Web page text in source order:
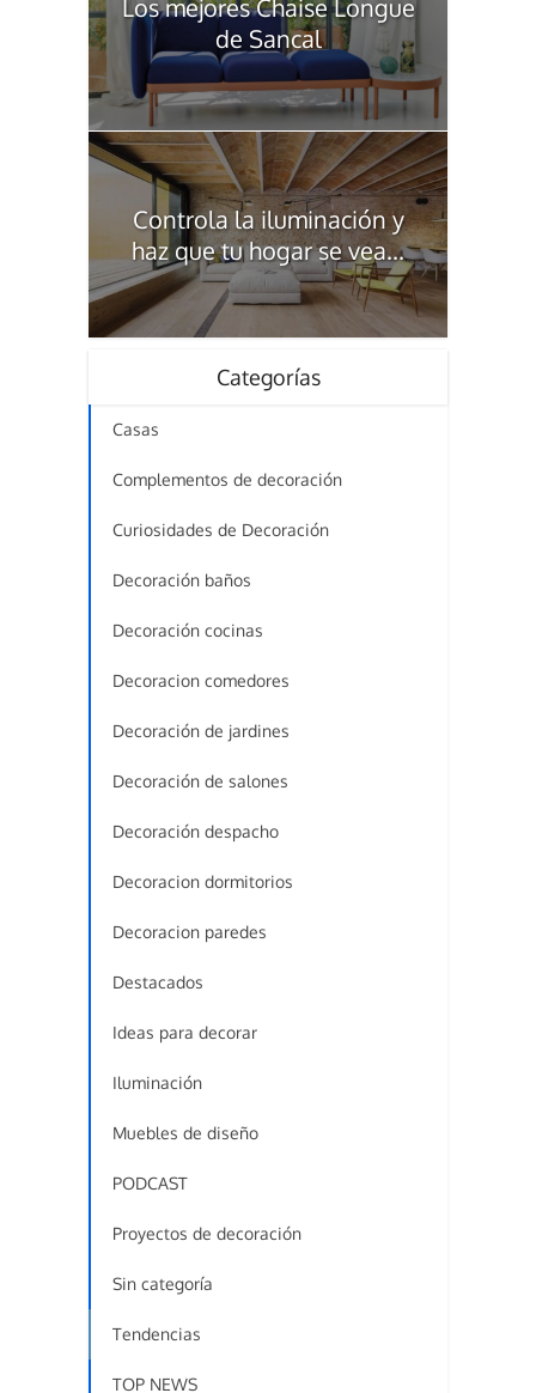
Los mejores Chaise Longue
de Sancal
Controla la iluminación y
haz que tu hogar se vea...
Categorías
Casas
Complementos de decoración
Curiosidades de Decoración
Decoración baños
Decoración cocinas
Decoracion comedores
Decoración de jardines
Decoración de salones
Decoración despacho
Decoracion dormitorios
Decoracion paredes
Destacados
Ideas para decorar
Iluminación
Muebles de diseño
PODCAST
Proyectos de decoración
Sin categoría
Tendencias
TOP NEWS